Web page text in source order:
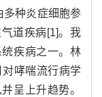
多种炎症细胞参
道疾病[1]。我
疾病之一。林
哮喘流行病学
呈上升趋势。